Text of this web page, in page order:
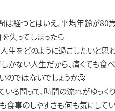
は経つとはいえ、平均年齢が80
失ってしまったら
生をどのように過ごしたいと思わ
かない人生だから、痛くても食
のではないでしょうか🙄
る間って、時間の流れがゆっく
食事のしやすさも何も気にして